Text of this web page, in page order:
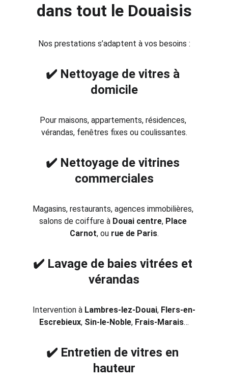
dans tout le Douaisis
Nos prestations s’adaptent à vos besoins :
✔️ Nettoyage de vitres à
domicile
Pour maisons, appartements, résidences,
vérandas, fenêtres fixes ou coulissantes.
✔️ Nettoyage de vitrines
commerciales
Magasins, restaurants, agences immobilières,
salons de coiffure à Douai centre, Place
Carnot, ou rue de Paris.
✔️ Lavage de baies vitrées et
vérandas
Intervention à Lambres-lez-Douai, Flers-en-
Escrebieux, Sin-le-Noble, Frais-Marais…
✔️ Entretien de vitres en
hauteur